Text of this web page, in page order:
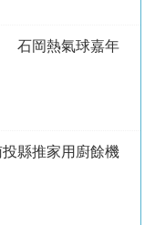
石岡熱氣球嘉年
縣推家用廚餘機